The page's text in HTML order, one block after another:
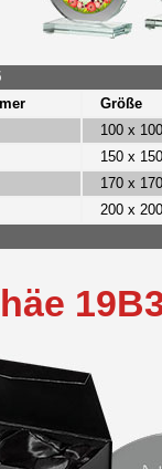
Größe
100 x
150 x
170 x
200 x